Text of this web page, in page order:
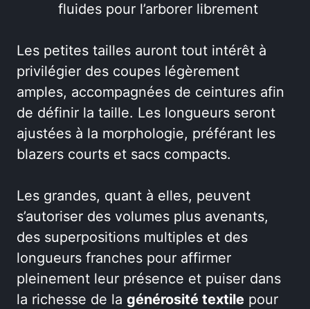
fluides pour l’arborer librement
Les petites tailles auront tout intérêt à
privilégier des coupes légèrement
amples, accompagnées de ceintures afin
de définir la taille. Les longueurs seront
ajustées à la morphologie, préférant les
blazers courts et sacs compacts.
Les grandes, quant à elles, peuvent
s’autoriser des volumes plus avenants,
des superpositions multiples et des
longueurs franches pour affirmer
pleinement leur présence et puiser dans
la richesse de la générosité textile pour